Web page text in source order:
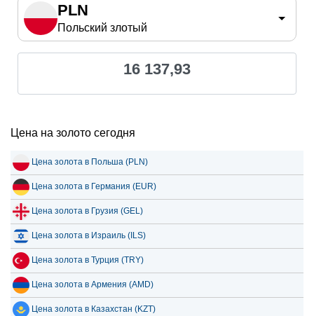
PLN
Польский злотый
16 137,93
Цена на золото сегодня
Цена золота в Польша (PLN)
Цена золота в Германия (EUR)
Цена золота в Грузия (GEL)
Цена золота в Израиль (ILS)
Цена золота в Турция (TRY)
Цена золота в Армения (AMD)
Цена золота в Казахстан (KZT)